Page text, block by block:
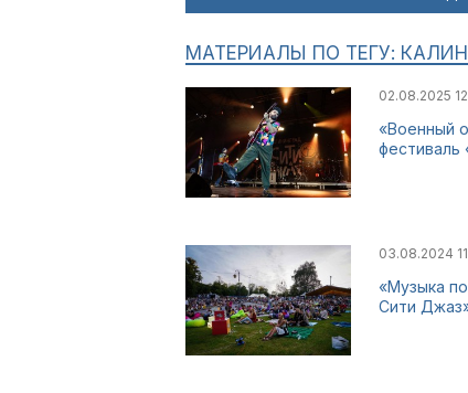
МАТЕРИАЛЫ ПО ТЕГУ:
02.08.2025
«Военный
фестиваль
03.08.2024
«Музыка
Сити